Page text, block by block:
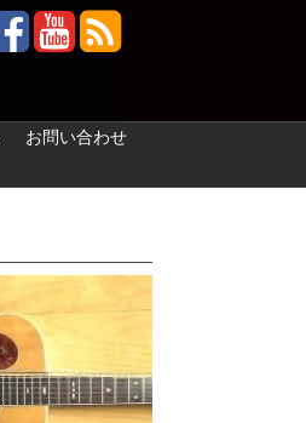
お問い合わせ